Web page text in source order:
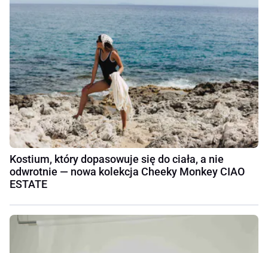
Kostium, który dopasowuje się do ciała, a nie
odwrotnie — nowa kolekcja Cheeky Monkey CIAO
ESTATE